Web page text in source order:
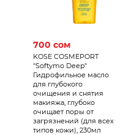
700 сом
KOSE COSMEPORT
"Softymo Deep"
Гидрофильное масло
для глубокого
очищения и снятия
макияжа, глубоко
очищает поры от
загрязнений (для всех
типов кожи), 230мл